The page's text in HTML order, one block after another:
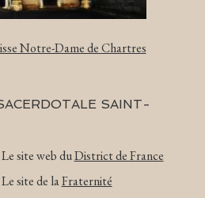
Notre-Dame de Chartres
SAINT-
Le site web duDistrict de France
Le site de laFraternité